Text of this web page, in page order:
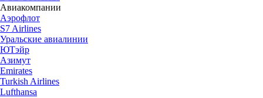
Авиакомпании
Аэрофлот
S7 Airlines
Уральские авиалинии
ЮТэйр
Азимут
Emirates
Turkish Airlines
Lufthansa